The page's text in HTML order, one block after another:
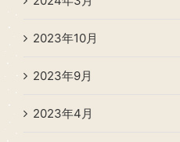
2023年10月
2023年9月
2023年4月